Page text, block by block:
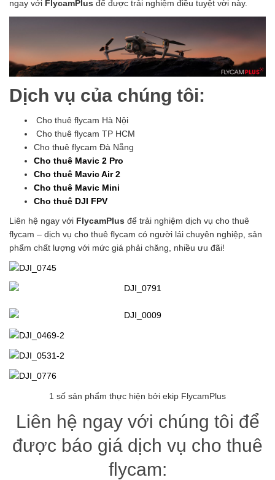
ngay với FlycamPlus để được trải nghiệm điều tuyệt vời này.
Dịch vụ của chúng tôi:
Cho thuê flycam Hà Nội
Cho thuê flycam TP HCM
Cho thuê flycam Đà Nẵng
Cho thuê Mavic 2 Pro
Cho thuê Mavic Air 2
Cho thuê Mavic Mini
Cho thuê DJI FPV
Liên hệ ngay với FlycamPlus để trải nghiệm dịch vụ cho thuê
flycam – dịch vụ cho thuê flycam có người lái chuyên nghiệp, sản
phẩm chất lượng với mức giá phải chăng, nhiều ưu đãi!
1 số sản phẩm thực hiện bởi ekip FlycamPlus
Liên hệ ngay với chúng tôi để
được báo giá dịch vụ cho thuê
flycam: